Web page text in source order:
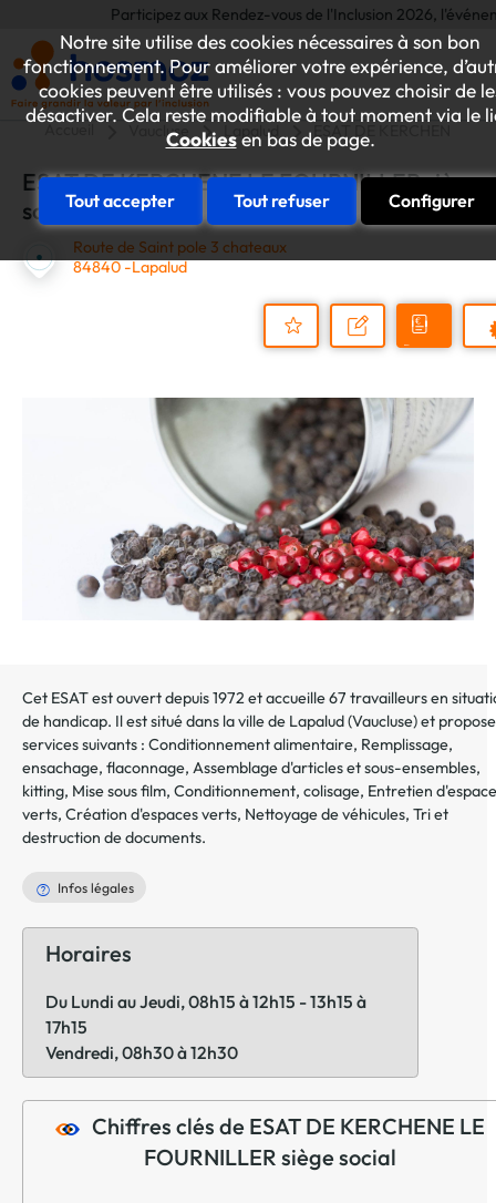
Notre site utilise des cookies nécessaires à son bon
fonctionnement. Pour améliorer votre expérience,
cookies peuvent être utilisés : vous pouvez choisir de
désactiver. Cela reste modifiable à tout moment via le
Cookiesen bas de page.
Tout accepter Tout refuser Configurer
Participez aux Rendez-vous de l'Inclusion 2026,
Accueil Vaucluse Lapalud
ESAT DE KERCHENE LE FOURNILLER siège
social
Route de Saint pole 3 chateaux
84840 -Lapalud
au
dossier
Nous
Demander
Cet ESAT est ouvert depuis 1972 et accueille 67 travailleurs en
de handicap. Il est situé dans la ville de Lapalud(Vaucluse) et
services suivants : Conditionnement alimentaire, Remplissage,
ensachage, flaconnage, Assemblage d'articles et sous-ensembles,
kitting, Mise sous film, Conditionnement, colisage, Entretien
verts, Création d'espaces verts, Nettoyage de véhicules, Tri et
destruction de documents.
Infos légales
Horaires
Du Lundi au Jeudi, 08h15 à 12h15 - 13h15 à
17h15
Vendredi, 08h30 à 12h30
Chiffres clés de ESAT DE KERCHENE LE
FOURNILLER siège social